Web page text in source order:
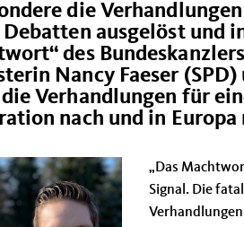
die
ausgelöst und
des
Nancy Faeser
die Verhandlungen für
nach und in
Das
Signal. Die